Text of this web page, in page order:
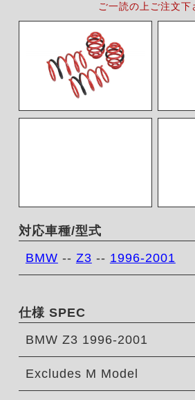
ご一読の上ご注文下
対応車種/型式
BMW -- Z3 -- 1996-2001
仕様 SPEC
BMW Z3 1996-2001
Excludes M Model